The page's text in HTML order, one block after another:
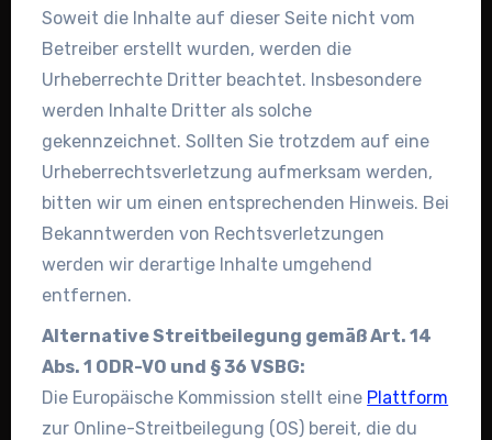
Soweit die Inhalte auf dieser Seite nicht vom
Betreiber erstellt wurden, werden die
Urheberrechte Dritter beachtet. Insbesondere
werden Inhalte Dritter als solche
gekennzeichnet. Sollten Sie trotzdem auf eine
Urheberrechtsverletzung aufmerksam werden,
bitten wir um einen entsprechenden Hinweis. Bei
Bekanntwerden von Rechtsverletzungen
werden wir derartige Inhalte umgehend
entfernen.
Alternative Streitbeilegung gemäß Art. 14
Abs. 1 ODR-VO und § 36 VSBG:
Die Europäische Kommission stellt eine Plattform
zur Online-Streitbeilegung (OS) bereit, die du